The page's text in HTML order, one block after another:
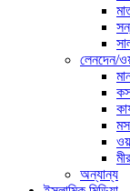
লেনদেন/
অন্যান্য